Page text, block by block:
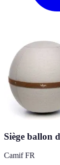
Siège ballon
Camif FR